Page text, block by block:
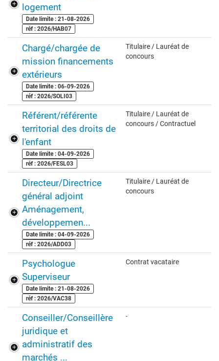
logement
Date limite : 21-08-2026
réf : 2026/HAB07
Chargé/chargée de
mission financements
extérieurs
Date limite : 06-09-2026
réf : 2026/SOLI03
Titulaire / Lauréat de
concours
Référent/référente
territorial des droits de
l'enfant
Date limite : 04-09-2026
réf : 2026/FESL03
Titulaire / Lauréat de
concours / Contractuel
Directeur/Directrice
général adjoint
Aménagement,
développemen...
Date limite : 04-09-2026
réf : 2026/ADD03
Titulaire / Lauréat de
concours
Psychologue
Superviseur
Date limite : 21-08-2026
réf : 2026/VAC38
Contrat vacataire
Conseiller/Conseillère
juridique et
administratif des
marchés ...
-